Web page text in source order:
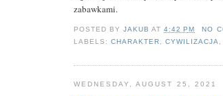
zabawkami.
POSTED BYJAKUB AT4:42 PM
NO
LABELS:CHARAKTER ,CYWILIZACJA
WEDNESDAY, AUGUST 25, 2021